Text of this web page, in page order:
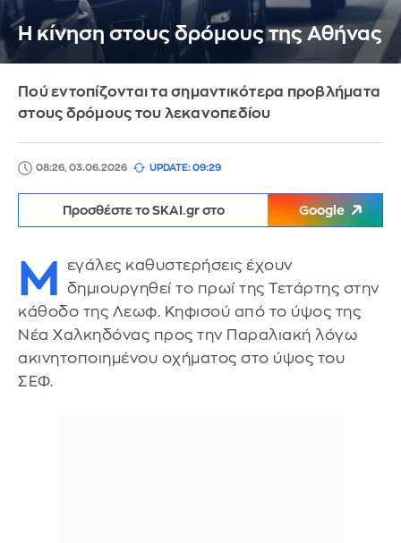
Η κίνηση στους δρόμους της Αθήνας
Πού εντοπίζονται τα σημαντικότερα προβλήματα
στους δρόμους του λεκανοπεδίου
08:26, 03.06.2026 UPDATE: 09:29
Προσθέστε το SKAI.gr στο Google
Μ
εγάλες καθυστερήσεις έχουν
δημιουργηθεί το πρωί της Τετάρτης στην
κάθοδο της Λεωφ. Κηφισού από το ύψος της
Νέα Χαλκηδόνας προς την Παραλιακή λόγω
ακινητοποιημένου οχήματος στο ύψος του
ΣΕΦ.